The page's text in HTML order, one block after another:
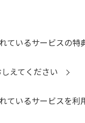
ているサービスの特
えてください
ているサービスを利